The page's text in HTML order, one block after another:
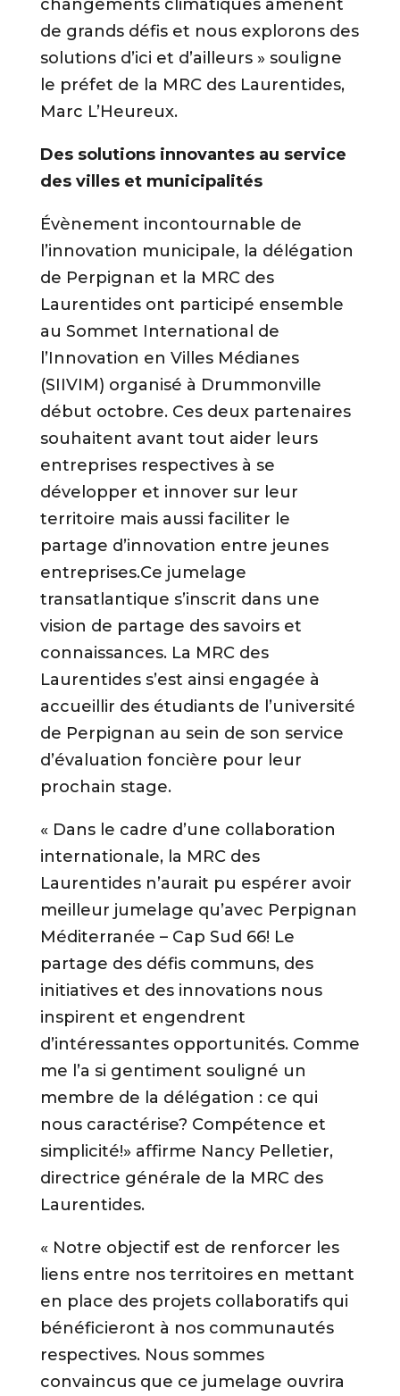
changements climatiques amènent
de grands défis et nous explorons des
solutions d’ici et d’ailleurs » souligne
le préfet de la MRC des Laurentides,
Marc L’Heureux.
Des solutions innovantes au service
des villes et municipalités
Évènement incontournable de
l’innovation municipale, la délégation
de Perpignan et la MRC des
Laurentides ont participé ensemble
au Sommet International de
l’Innovation en Villes Médianes
(SIIVIM) organisé à Drummonville
début octobre. Ces deux partenaires
souhaitent avant tout aider leurs
entreprises respectives à se
développer et innover sur leur
territoire mais aussi faciliter le
partage d’innovation entre jeunes
entreprises.Ce jumelage
transatlantique s’inscrit dans une
vision de partage des savoirs et
connaissances. La MRC des
Laurentides s’est ainsi engagée à
accueillir des étudiants de l’université
de Perpignan au sein de son service
d’évaluation foncière pour leur
prochain stage.
« Dans le cadre d’une collaboration
internationale, la MRC des
Laurentides n’aurait pu espérer avoir
meilleur jumelage qu’avec Perpignan
Méditerranée – Cap Sud 66! Le
partage des défis communs, des
initiatives et des innovations nous
inspirent et engendrent
d’intéressantes opportunités. Comme
me l’a si gentiment souligné un
membre de la délégation : ce qui
nous caractérise? Compétence et
simplicité!» affirme Nancy Pelletier,
directrice générale de la MRC des
Laurentides.
« Notre objectif est de renforcer les
liens entre nos territoires en mettant
en place des projets collaboratifs qui
bénéficieront à nos communautés
respectives. Nous sommes
convaincus que ce jumelage ouvrira